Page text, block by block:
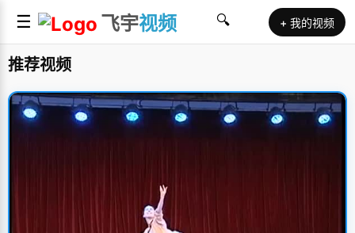
☰ 飞宇视频 🔍 + 我的视频
推荐视频